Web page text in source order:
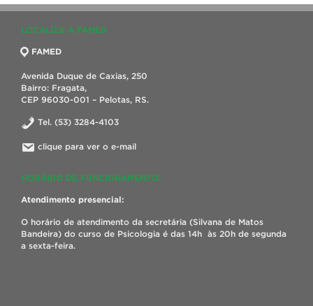
LOCALIZE A FAMED
FAMED
Avenida Duque de Caxias, 250
Bairro: Fragata,
CEP 96030-001 – Pelotas, RS.
Tel. (53) 3284-4103
clique para ver o e-mail
HORÁRIO DE FUNCIONAMENTO:
Atendimento presencial:
O horário de atendimento da secretária (Silvana de Matos
Bandeira) do curso de Psicologia é das 14h às 20h de segunda
a sexta-feira.